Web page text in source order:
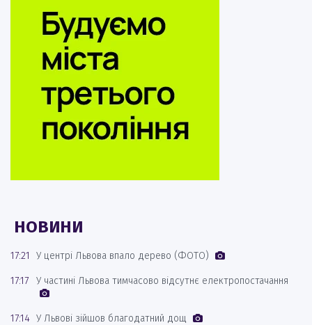
НОВИНИ
17:21 У центрі Львова впало дерево (ФОТО)
17:17 У частині Львова тимчасово відсутнє електропостачання
17:14 У Львові зійшов благодатний дощ